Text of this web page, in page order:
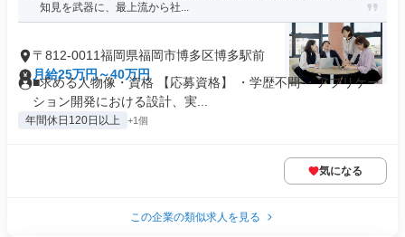
知見を武器に、最上流から社...
〒812-0011福岡県福岡市博多区博多駅前
月給25万円～40万円
■求める人物像・資格 【応募資格】 ・学歴不問 ・アプリケー
ション開発における設計、実...
年間休日120日以上 +1個
気になる
この企業の類似求人を見る